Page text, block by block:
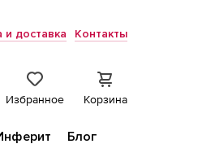
и доставка Контакты
Избранное Корзина
Блог